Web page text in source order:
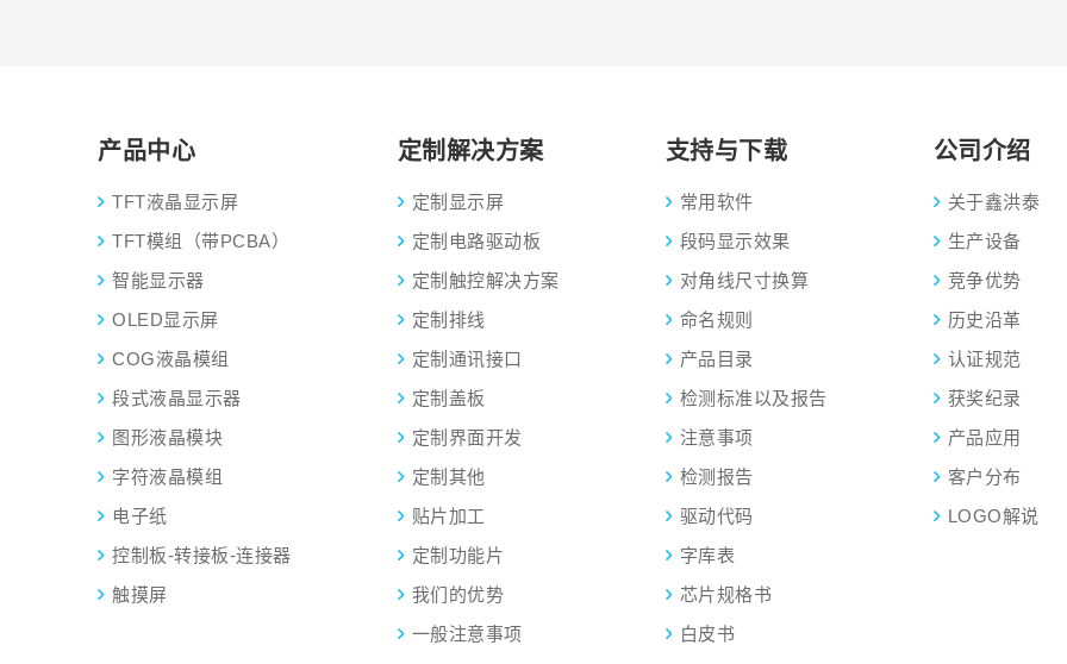
产品中心
TFT液晶显示屏
TFT模组（带PCBA）
智能显示器
OLED显示屏
COG液晶模组
段式液晶显示器
图形液晶模块
字符液晶模组
电子纸
控制板-转接板-连接器
触摸屏
定制解决方案
定制显示屏
定制电路驱动板
定制触控解决方案
定制排线
定制通讯接口
定制盖板
定制界面开发
定制其他
贴片加工
定制功能片
我们的优势
一般注意事项
支持与下载
常用软件
段码显示效果
对角线尺寸换算
命名规则
产品目录
检测标准以及报告
注意事项
检测报告
驱动代码
字库表
芯片规格书
白皮书
公司介绍
关于鑫洪泰
生产设备
竞争优势
历史沿革
认证规范
获奖纪录
产品应用
客户分布
LOGO解说